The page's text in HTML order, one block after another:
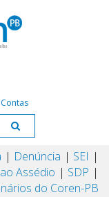
Denúncia
SEI
Assédio
SDP
do Coren-PB